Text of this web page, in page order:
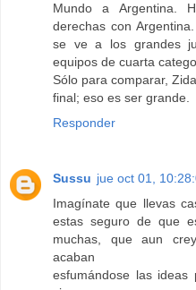
Mundo a Argentina.
derechas con
se ve a los grandes
equipos de cuarta
Sólo para comparar,
final; eso es ser grande.
Responder
Sussu jue oct 01,
Imagínate que llevas
estas seguro de que
muchas, que aun
acaban
esfumándose las